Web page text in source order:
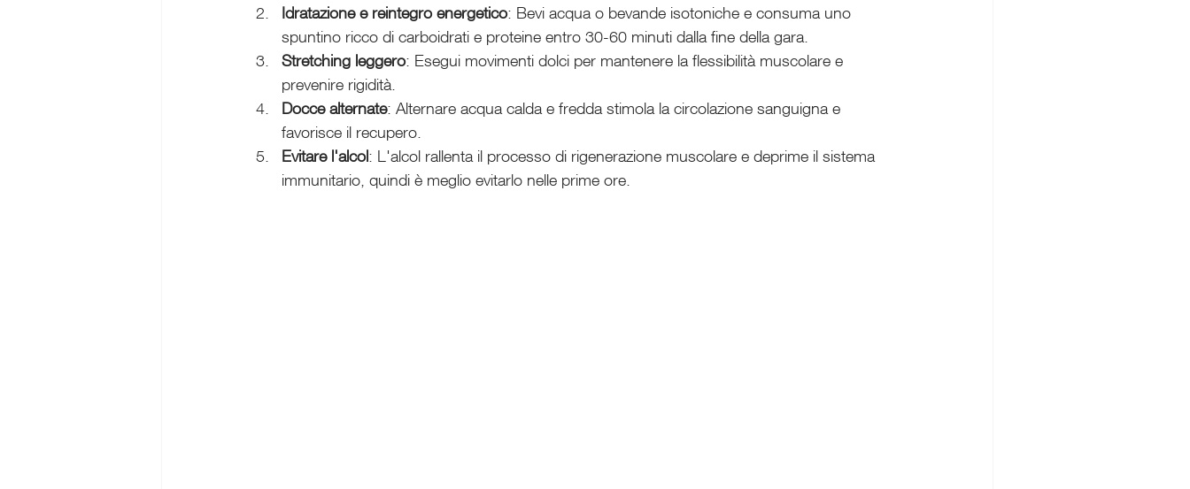
Idratazione e reintegro energetico: Bevi acqua o bevande isotoniche e consuma uno
spuntino ricco di carboidrati e proteine entro 30-60 minuti dalla fine della gara.
Stretching leggero: Esegui movimenti dolci per mantenere la flessibilità muscolare e
prevenire rigidità.
Docce alternate: Alternare acqua calda e fredda stimola la circolazione sanguigna e
favorisce il recupero.
Evitare l'alcol: L'alcol rallenta il processo di rigenerazione muscolare e deprime il sistema
immunitario, quindi è meglio evitarlo nelle prime ore.